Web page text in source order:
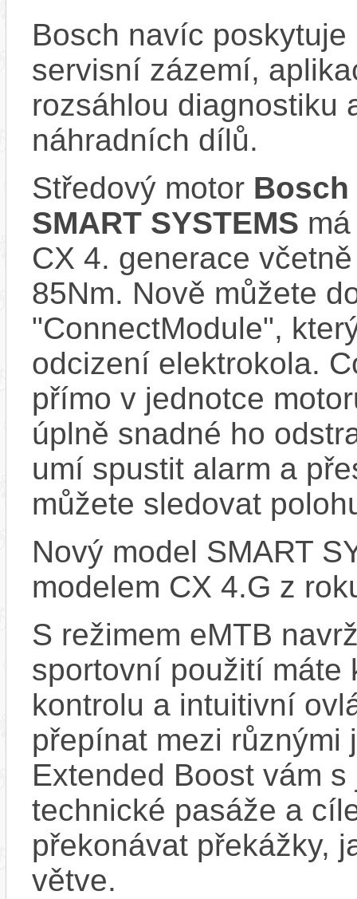
Bosch navíc
servisní zázemí,
rozsáhlou diagnostiku
náhradních dílů.
Středový motor Bosch
SMART SYSTEMS
CX 4. generace
85Nm. Nově můžete
"ConnectModule",
odcizení elektrokola.
přímo v jednotce
úplně snadné ho
umí spustit alarm a
můžete sledovat
Nový model SMART
modelem CX 4.G z
S režimem eMTB
sportovní použití máte
kontrolu a intuitivní
přepínat mezi různými
Extended Boost vám
technické pasáže a
překonávat překážky,
větve.